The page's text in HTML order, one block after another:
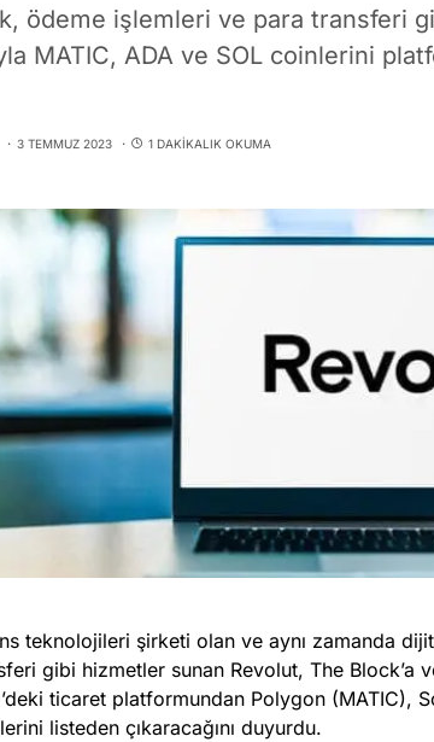
ödeme işlemleri ve para transferi
MATIC, ADA ve SOL coinlerini
3 TEMMUZ 2023 1 DAKIKALIK OKUMA
teknolojileri şirketi olan ve aynı zamanda
gibi hizmetler sunan Revolut, The Block’a
ticaret platformundan Polygon (MATIC),
listeden çıkaracağını duyurdu.